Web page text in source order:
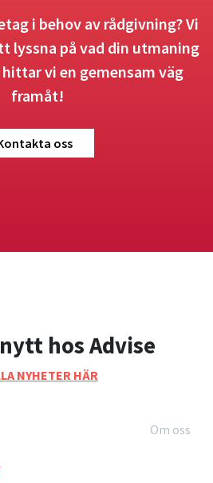
i behov av rådgivning? Vi
lyssna på vad din utmaning
vi en gemensam väg
framåt!
oss
hos Advise
NYHETER HÄR
Om oss